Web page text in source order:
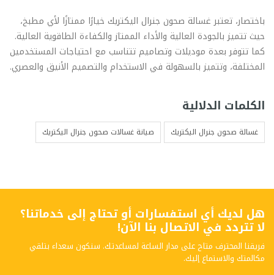
باختصار، تعتبر غسالة صحون جنرال اليكتريك خيارًا ممتازًا لأي مطبخ،
حيث تتميز بالجودة العالية والأداء الممتاز والكفاءة الطاقوية العالية.
كما تتوفر بعدة موديلات وتصاميم تتناسب مع احتياجات المستخدمين
المختلفة، وتتميز بالسهولة في الاستخدام والتصميم الأنيق والعصري.
الكلمات الدلالية
غسالة صحون جنرال اليكتريك صيانة غسالات صحون جنرال اليكتريك
هل لديك أي استفسارات أو تحتاج إلى خدماتنا؟
لا تتردد في الاتصال بنا الآن!
فريقنا المحترف متاح على مدار الساعة لمساعدتك. سنكون سعداء بتلقي
مكالمتك والاستماع إليك.